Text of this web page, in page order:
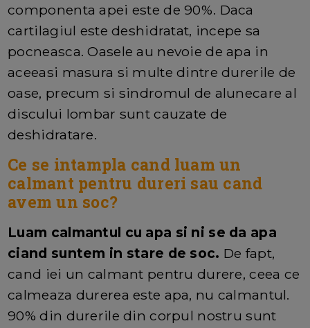
componenta apei este de 90%. Daca
cartilagiul este deshidratat, incepe sa
pocneasca. Oasele au nevoie de apa in
aceeasi masura si multe dintre durerile de
oase, precum si sindromul de alunecare al
discului lombar sunt cauzate de
deshidratare.
Ce se intampla cand luam un
calmant pentru dureri sau cand
avem un soc?
Luam calmantul cu apa si ni se da apa
ciand suntem in stare de soc. De fapt,
cand iei un calmant pentru durere, ceea ce
calmeaza durerea este apa, nu calmantul.
90% din durerile din corpul nostru sunt